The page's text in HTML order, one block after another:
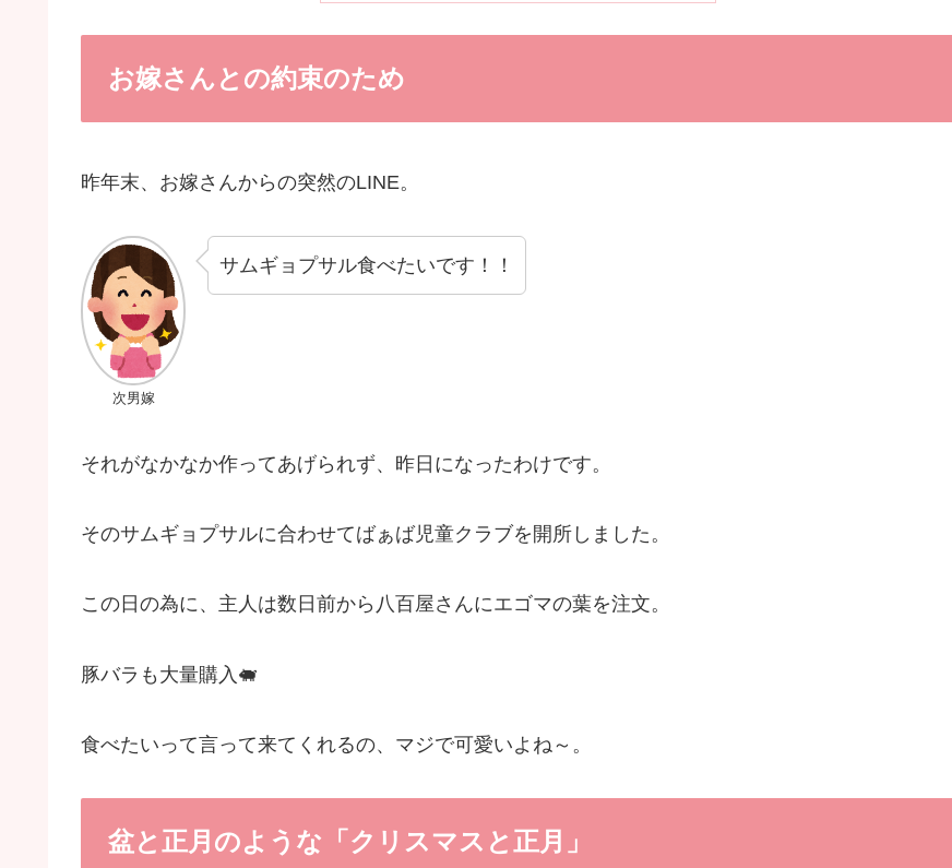
お嫁さんとの約束のため
昨年末、お嫁さんからの突然のLINE。
次男嫁
サムギョプサル食べたいです！！
それがなかなか作ってあげられず、昨日になったわけです。
そのサムギョプサルに合わせてばぁば児童クラブを開所しました。
この日の為に、主人は数日前から八百屋さんにエゴマの葉を注文。
豚バラも大量購入🐖
食べたいって言って来てくれるの、マジで可愛いよね～。
盆と正月のような「クリスマスと正月」